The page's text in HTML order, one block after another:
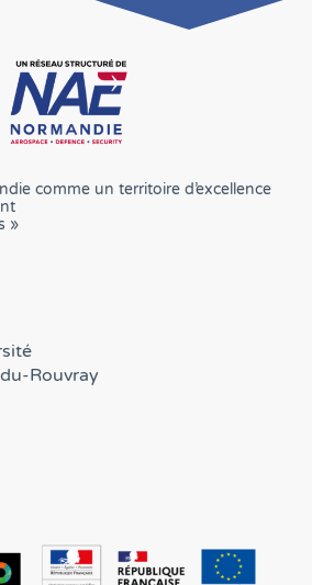
comme un territoire d’excellence
»
Rouvray